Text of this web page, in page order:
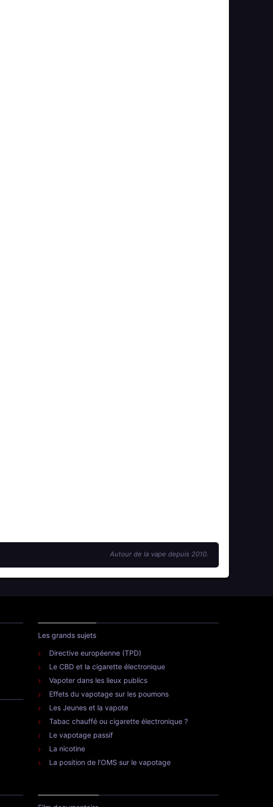
Autour de la vape depuis 2010.
Les grands sujets
Directive européenne (TPD)
Le CBD et la cigarette électronique
Vapoter dans les lieux publics
Effets du vapotage sur les poumons
Les Jeunes et la vapote
Tabac chauffé ou cigarette électronique ?
Le vapotage passif
La nicotine
La position de l’OMS sur le vapotage